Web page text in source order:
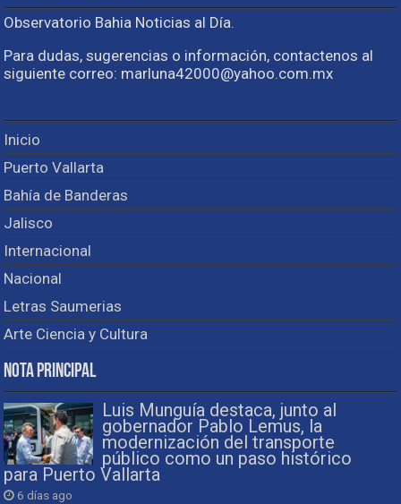
Observatorio Bahia Noticias al Día.
Para dudas, sugerencias o información, contactenos al
siguiente correo: marluna42000@yahoo.com.mx
Inicio
Puerto Vallarta
Bahía de Banderas
Jalisco
Internacional
Nacional
Letras Saumerias
Arte Ciencia y Cultura
Nota Principal
Luis Munguía destaca, junto al
gobernador Pablo Lemus, la
modernización del transporte
público como un paso histórico
para Puerto Vallarta
6 días ago